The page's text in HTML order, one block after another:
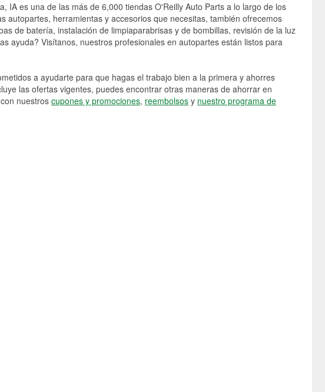
, IA es una de las más de 6,000 tiendas O'Reilly Auto Parts a lo largo de los
autopartes, herramientas y accesorios que necesitas, también ofrecemos
de batería, instalación de limpiaparabrisas y de bombillas, revisión de la luz
ayuda? Visítanos, nuestros profesionales en autopartes están listos para
a ayudarte para que hagas el trabajo bien a la primera y ahorres
las ofertas vigentes, puedes encontrar otras maneras de ahorrar en
nuestros cupones y promociones, reembolsos y nuestro programa de